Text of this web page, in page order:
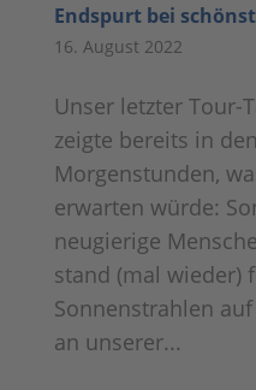
Endspurt bei
16. August 2022
Unser letzter Tour-
zeigte bereits in
Morgenstunden,
erwarten würde:
neugierige
stand (mal wieder)
Sonnenstrahlen
an unserer...